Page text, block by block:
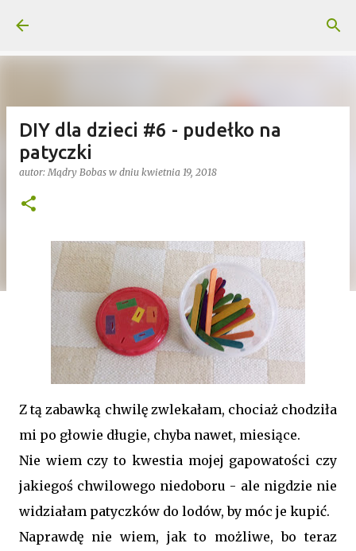
DIY dla dzieci #6 - pudełko na
patyczki
autor:Mądry Bobas w dniu kwietnia 19, 2018
Z tą zabawką chwilę zwlekałam, chociaż chodziła
mi po głowie długie, chyba nawet, miesiące.
Nie wiem czy to kwestia mojej gapowatości czy
jakiegoś chwilowego niedoboru - ale nigdzie nie
widziałam patyczków do lodów, by móc je kupić.
Naprawdę nie wiem, jak to możliwe, bo teraz